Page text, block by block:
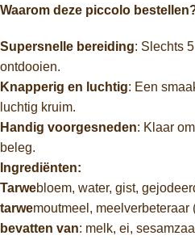
Waarom deze piccolo
Supersnelle bereiding: Slechts
ontdooien.
Knapperig en luchtig: Een
luchtig kruim.
Handig voorgesneden: Klaar
beleg.
Ingrediënten:
Tarwebloem, water, gist,
tarwemoutmeel, meelverbeteraar
bevatten van: melk, ei,